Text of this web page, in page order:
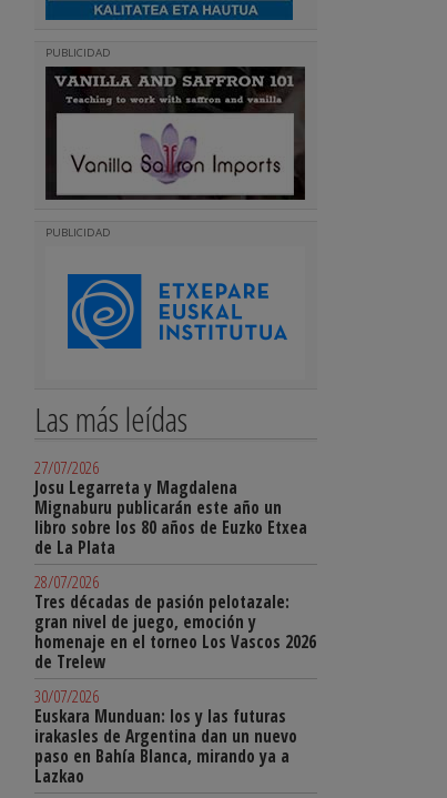
PUBLICIDAD
PUBLICIDAD
Las más leídas
27/07/2026
Josu Legarreta y Magdalena
Mignaburu publicarán este año un
libro sobre los 80 años de Euzko Etxea
de La Plata
28/07/2026
Tres décadas de pasión pelotazale:
gran nivel de juego, emoción y
homenaje en el torneo Los Vascos 2026
de Trelew
30/07/2026
Euskara Munduan: los y las futuras
irakasles de Argentina dan un nuevo
paso en Bahía Blanca, mirando ya a
Lazkao